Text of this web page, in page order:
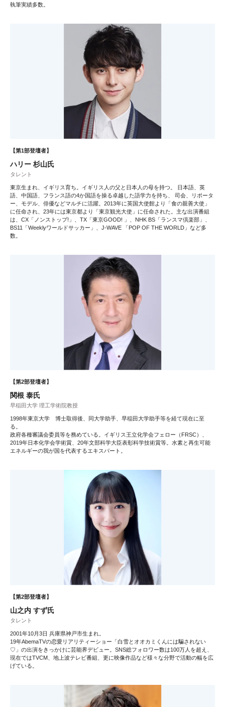
執筆実績多数。
【第1部登壇者】
ハリー 杉山氏
タレント
東京生まれ、イギリス育ち。イギリス人の父と日本人の母を持つ。 日本語、英
語、中国語、フランス語の4か国語を操る卓越した語学力を持ち、 司会、リポータ
ー、モデル、俳優などマルチに活躍。2013年に英国大使館より「食の親善大使」
に任命され、23年には東京都より「東京観光大使」に任命された。主な出演番組
は、CX「ノンストップ!」、TX「東京GOOD! 」、NHK BS「ランスマ倶楽部」、
BS11「Weeklyワールドサッカー」、J-WAVE 「POP OF THE WORLD」など多
数。
【第2部登壇者】
関根 泰氏
早稲田大学 理工学術院教授
1998年東京大学 博士取得後、同大学助手、早稲田大学助手等を経て現在に至
る。
政府各種審議会委員等を務めている。イギリス王立化学会フェロー（FRSC）、
2019年日本化学会学術賞、20年文部科学大臣表彰科学技術賞等。水素と再生可能
エネルギーの我が国を代表するエキスパート。
【第2部登壇者】
山之内 すず氏
タレント
2001年10月3日 兵庫県神戸市生まれ。
19年AbemaTVの恋愛リアリティーショー「白雪とオオカミくんには騙されない
♡」の出演をきっかけに芸能界デビュー。SNS総フォロワー数は100万人を超え、
現在ではTVCM、地上波テレビ番組、更に映像作品など様々な分野で活動の幅を広
げている。